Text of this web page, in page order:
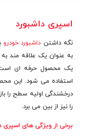
اسپری داشبورد
نگه داشتن داشبورد خودرو
به عنوان یک علاقه مند
یک محصول حرفه ای است
استفاده می شود. این
درخشندگی اولیه سطح را
را نیز از بین می برد.
برخی از ویژگی های اسپری